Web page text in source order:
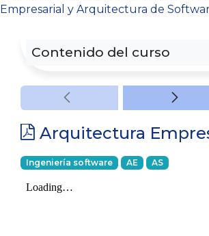
Empresarial y Arquitectura de
Contenido del curso
Ingeniería software AE AS